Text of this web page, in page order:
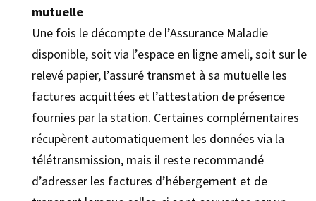
mutuelle
Une fois le décompte de l’Assurance Maladie
disponible, soit via l’espace en ligne ameli, soit sur le
relevé papier, l’assuré transmet à sa mutuelle les
factures acquittées et l’attestation de présence
fournies par la station. Certaines complémentaires
récupèrent automatiquement les données via la
télétransmission, mais il reste recommandé
d’adresser les factures d’hébergement et de